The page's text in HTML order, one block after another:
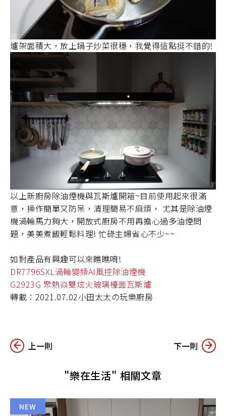
爐架面積大，放上鍋子炒菜很穩，我覺得這點挺不錯的!
以上新廚房除油煙機與瓦斯爐開箱~目前使用起來很滿
意，操作簡單又防呆，清理簡易不麻煩， 尤其是除油煙
機渦輪馬力夠大，開放式廚房不用再擔心過多油煙問
題，美美煮飯輕鬆料理! 忙碌主婦省心不少~~
如對產品有興趣可以來瞧瞧唷!
DR7796SXL渦輪變頻AI風控除油煙機
G2923G 聚熱焱雙炫火玻璃檯面瓦斯爐
轉載：2021.07.02小田太太の玩樂廚房
上一則 下一則
"樂在生活" 相關文章
NEW